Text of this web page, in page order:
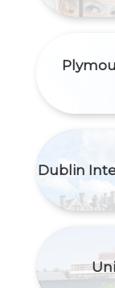
Dublin